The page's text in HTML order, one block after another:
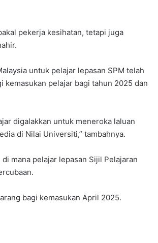
pekerja kesihatan, tetapi juga
untuk pelajar lepasan SPM telah
pelajar bagi tahun 2025 dan
digalakkan untuk meneroka laluan
di Nilai Universiti,” tambahnya.
mana pelajar lepasan Sijil Pelajaran
bagi kemasukan April 2025.